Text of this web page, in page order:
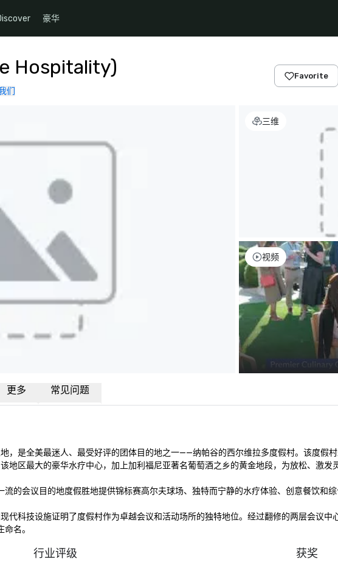
豪华
Hospitality)
们
Favorite
三维
视频
更多 常见问题
，是全美最迷人、最受好评的团体目的地之一——纳帕谷的西尔维拉多度假村。该度假
地区最大的豪华水疗中心，加上加利福尼亚著名葡萄酒之乡的黄金地段，为放松、激发
的会议目的地度假胜地提供锦标赛高尔夫球场、独特而宁静的水疗体验、创意餐饮和综
科技设施证明了度假村作为卓越会议和活动场所的独特地位。经过翻修的两层会议中
名。
行业评级 获奖